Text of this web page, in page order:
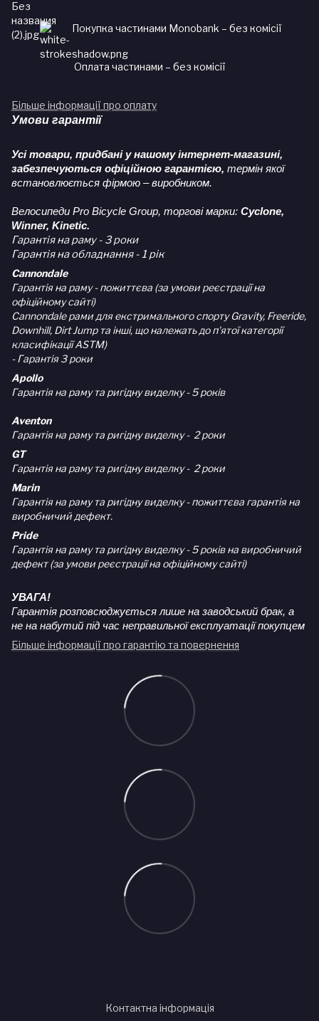
Покупка частинами Monobank – без комісії
Оплата частинами – без комісії
Більше інформації про оплату
Умови гарантії
Усі товари, придбані у нашому інтернет-магазині,
забезпечуються офіційною гарантією, термін якої
встановлюється фірмою – виробником.
Велосипеди Pro Bicycle Group, торгові марки: Cyclone,
Winner, Kinetic.
Гарантія на раму - 3 роки
Гарантія на обладнання - 1 рік
Cannondale
Гарантія на раму - пожиттєва (за умови реєстрації на
офіційному сайті)
Cannondale рами для екстримального спорту Gravity, Freeride,
Downhill, Dirt Jump та інші, що належать до п'ятої категорії
класифікації ASTM)
- Гарантія 3 роки
Apollo
Гарантія на раму та ригідну виделку - 5 років
Aventon
Гарантія на раму та ригідну виделку - 2 роки
GT
Гарантія на раму та ригідну виделку - 2 роки
Marin
Гарантія на раму та ригідну виделку - пожиттєва гарантія на
виробничий дефект.
Pride
Гарантія на раму та ригідну виделку - 5 років на виробничий
дефект (за умови реєстрації на офіційному сайті)
УВАГА!
Гарантія розповсюджується лише на заводський брак, а
не на набутий під час неправильної експлуатації покупцем
Більше інформації про гарантію та повернення
Контактна інформація